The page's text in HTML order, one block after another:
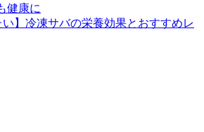
健康に
い】冷凍サバの栄養効果とおすすめレ